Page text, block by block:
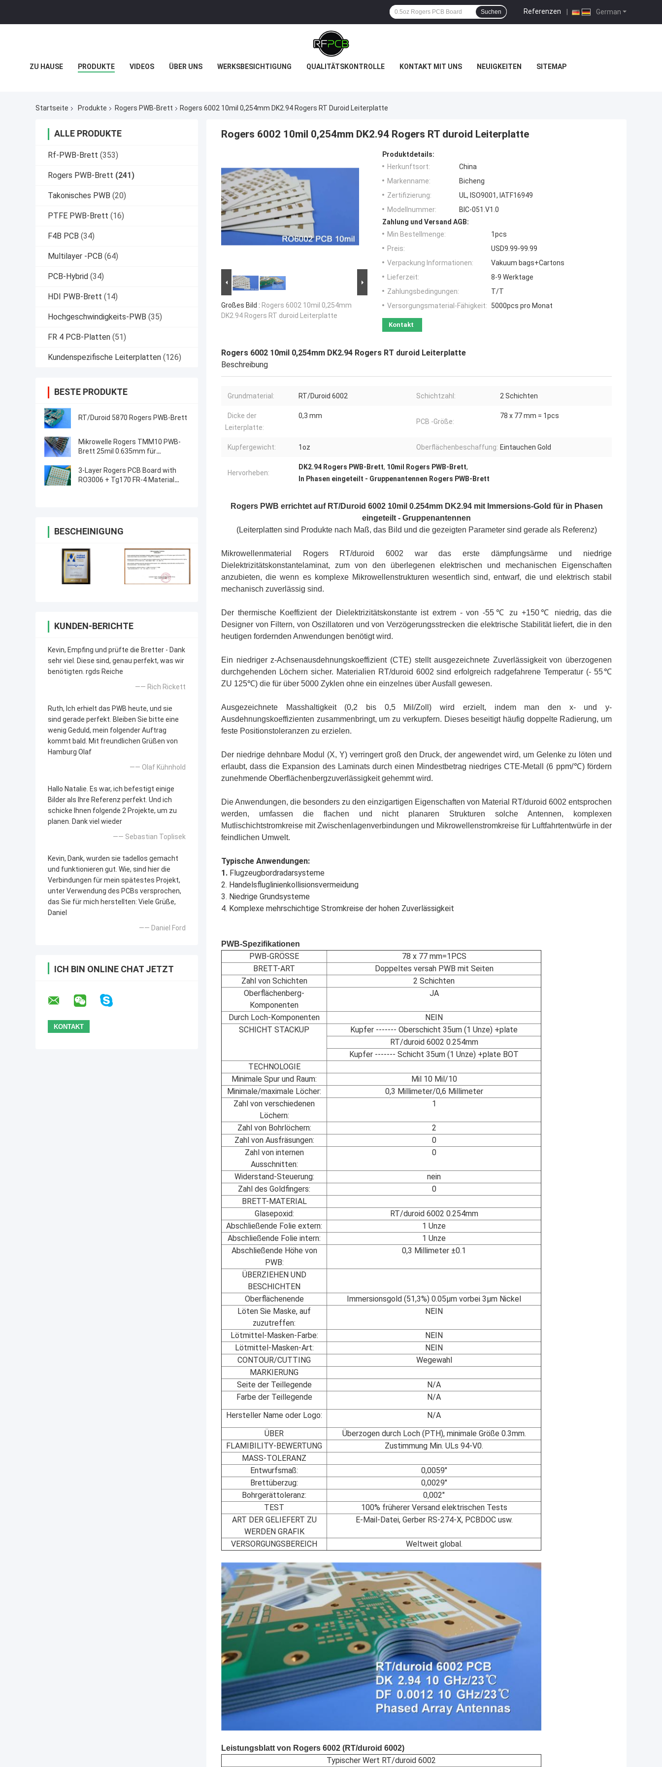
German
Referenzen |
Suchen
ZU HAUSE PRODUKTE VIDEOS ÜBER UNS WERKSBESICHTIGUNG QUALITÄTSKONTROLLE KONTAKT MIT UNS NEUIGKEITEN SITEMAP
Startseite Produkte Rogers PWB-Brett Rogers 6002 10mil 0,254mm DK2.94 Rogers RT Duroid Leiterplatte
ALLE PRODUKTE
Rf-PWB-Brett (353)
Rogers PWB-Brett (241)
Takonisches PWB (20)
PTFE PWB-Brett (16)
F4B PCB (34)
Multilayer -PCB (64)
PCB-Hybrid (34)
HDI PWB-Brett (14)
Hochgeschwindigkeits-PWB (35)
FR 4 PCB-Platten (51)
Kundenspezifische Leiterplatten (126)
BESTE PRODUKTE
RT/Duroid 5870 Rogers PWB-Brett
Mikrowelle Rogers TMM10 PWB-
Brett 25mil 0.635mm für
3-Layer Rogers PCB Board with
RO3006 + Tg170 FR-4 Material
BESCHEINIGUNG
KUNDEN-BERICHTE
Kevin, Empfing und prüfte die Bretter - Dank
sehr viel. Diese sind, genau perfekt, was wir
benötigten. rgds Reiche
—— Rich Rickett
Ruth, Ich erhielt das PWB heute, und sie
sind gerade perfekt. Bleiben Sie bitte eine
wenig Geduld, mein folgender Auftrag
kommt bald. Mit freundlichen Grüßen von
Hamburg Olaf
—— Olaf Kühnhold
Hallo Natalie. Es war, ich befestigt einige
Bilder als Ihre Referenz perfekt. Und ich
schicke Ihnen folgende 2 Projekte, um zu
planen. Dank viel wieder
—— Sebastian Toplisek
Kevin, Dank, wurden sie tadellos gemacht
und funktionieren gut. Wie, sind hier die
Verbindungen für mein spätestes Projekt,
unter Verwendung des PCBs versprochen,
das Sie für mich herstellten: Viele Grüße,
Daniel
—— Daniel Ford
ICH BIN ONLINE CHAT JETZT
Rogers 6002 10mil 0,254mm DK2.94 Rogers RT duroid Leiterplatte
Großes Bild : Rogers 6002 10mil 0,254mm
DK2.94 Rogers RT duroid Leiterplatte
Produktdetails:
Herkunftsort:
China
Markenname:
Bicheng
Zertifizierung:
UL, ISO9001, IATF16949
Modellnummer:
BIC-051.V1.0
Zahlung und Versand AGB:
Min Bestellmenge:
1pcs
Preis:
USD9.99-99.99
Verpackung Informationen:
Vakuum bags+Cartons
Lieferzeit:
8-9 Werktage
Zahlungsbedingungen:
T/T
Versorgungsmaterial-Fähigkeit:
5000pcs pro Monat
Kontakt
Rogers 6002 10mil 0,254mm DK2.94 Rogers RT duroid Leiterplatte
Beschreibung
Grundmaterial: RT/Duroid 6002 Schichtzahl: 2 Schichten
Dicke der
Leiterplatte:
0,3 mm
PCB -Größe:
78 x 77 mm = 1pcs
Kupfergewicht: 1oz Oberflächenbeschaffung: Eintauchen Gold
Hervorheben:
DK2.94 Rogers PWB-Brett, 10mil Rogers PWB-Brett,
In Phasen eingeteilt - Gruppenantennen Rogers PWB-Brett
Rogers PWB errichtet auf RT/Duroid 6002 10mil 0.254mm DK2.94 mit Immersions-Gold für in Phasen
eingeteilt - Gruppenantennen
(Leiterplatten sind Produkte nach Maß, das Bild und die gezeigten Parameter sind gerade als Referenz)
Mikrowellenmaterial Rogers RT/duroid 6002 war das erste dämpfungsärme und niedrige
Dielektrizitätskonstantelaminat, zum von den überlegenen elektrischen und mechanischen Eigenschaften
anzubieten, die wenn es komplexe Mikrowellenstrukturen wesentlich sind, entwarf, die und elektrisch stabil
mechanisch zuverlässig sind.
Der thermische Koeffizient der Dielektrizitätskonstante ist extrem - von -55℃ zu +150℃ niedrig, das die
Designer von Filtern, von Oszillatoren und von Verzögerungsstrecken die elektrische Stabilität liefert, die in den
heutigen fordernden Anwendungen benötigt wird.
Ein niedriger z-Achsenausdehnungskoeffizient (CTE) stellt ausgezeichnete Zuverlässigkeit von überzogenen
durchgehenden Löchern sicher. Materialien RT/duroid 6002 sind erfolgreich radgefahrene Temperatur (- 55℃
ZU 125℃) die für über 5000 Zyklen ohne ein einzelnes über Ausfall gewesen.
Ausgezeichnete Masshaltigkeit (0,2 bis 0,5 Mil/Zoll) wird erzielt, indem man den x- und y-
Ausdehnungskoeffizienten zusammenbringt, um zu verkupfern. Dieses beseitigt häufig doppelte Radierung, um
feste Positionstoleranzen zu erzielen.
Der niedrige dehnbare Modul (X, Y) verringert groß den Druck, der angewendet wird, um Gelenke zu löten und
erlaubt, dass die Expansion des Laminats durch einen Mindestbetrag niedriges CTE-Metall (6 ppm/℃) fördern
zunehmende Oberflächenbergzuverlässigkeit gehemmt wird.
Die Anwendungen, die besonders zu den einzigartigen Eigenschaften von Material RT/duroid 6002 entsprochen
werden, umfassen die flachen und nicht planaren Strukturen solche Antennen, komplexen
Mutlischichtstromkreise mit Zwischenlagenverbindungen und Mikrowellenstromkreise für Luftfahrtentwürfe in der
feindlichen Umwelt.
Typische Anwendungen:
1. Flugzeugbordradarsysteme
2. Handelsfluglinienkollisionsvermeidung
3. Niedrige Grundsysteme
4. Komplexe mehrschichtige Stromkreise der hohen Zuverlässigkeit
PWB-Spezifikationen
PWB-GRÖSSE
78 x 77 mm=1PCS
BRETT-ART
Doppeltes versah PWB mit Seiten
Zahl von Schichten
2 Schichten
Oberflächenberg-
Komponenten
JA
Durch Loch-Komponenten
NEIN
SCHICHT STACKUP
Kupfer ------- Oberschicht 35um (1 Unze) +plate
RT/duroid 6002 0.254mm
Kupfer ------- Schicht 35um (1 Unze) +plate BOT
TECHNOLOGIE
Minimale Spur und Raum:
Mil 10 Mil/10
Minimale/maximale Löcher:
0,3 Millimeter/0,6 Millimeter
Zahl von verschiedenen
Löchern:
1
Zahl von Bohrlöchern:
2
Zahl von Ausfräsungen:
0
Zahl von internen
Ausschnitten:
0
Widerstand-Steuerung:
nein
Zahl des Goldfingers:
0
BRETT-MATERIAL
Glasepoxid:
RT/duroid 6002 0.254mm
Abschließende Folie extern:
1 Unze
Abschließende Folie intern:
1 Unze
Abschließende Höhe von
PWB:
0,3 Millimeter ±0.1
ÜBERZIEHEN UND
BESCHICHTEN
Oberflächenende
Immersionsgold (51,3%) 0.05µm vorbei 3µm Nickel
Löten Sie Maske, auf
zuzutreffen:
NEIN
Lötmittel-Masken-Farbe:
NEIN
Lötmittel-Masken-Art:
NEIN
CONTOUR/CUTTING
Wegewahl
MARKIERUNG
Seite der Teillegende
N/A
Farbe der Teillegende
N/A
Hersteller Name oder Logo:
N/A
ÜBER
Überzogen durch Loch (PTH), minimale Größe 0.3mm.
FLAMIBILITY-BEWERTUNG
Zustimmung Min. ULs 94-V0.
MASS-TOLERANZ
Entwurfsmaß:
0,0059"
Brettüberzug:
0,0029"
Bohrgerättoleranz:
0,002"
TEST
100% früherer Versand elektrischen Tests
ART DER GELIEFERT ZU
WERDEN GRAFIK
E-Mail-Datei, Gerber RS-274-X, PCBDOC usw.
VERSORGUNGSBEREICH Weltweit global.
Leistungsblatt von Rogers 6002 (RT/duroid 6002)
Typischer Wert RT/duroid 6002